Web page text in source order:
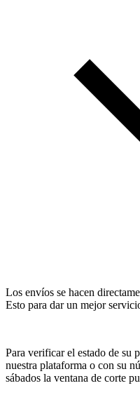
Los envíos se hacen
Esto para dar un mejor
Para verificar el estado de su
nuestra plataforma o con su
sábados la ventana de corte